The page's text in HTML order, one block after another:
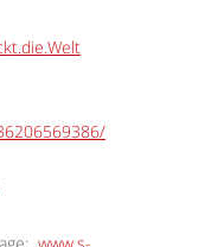
www.s-